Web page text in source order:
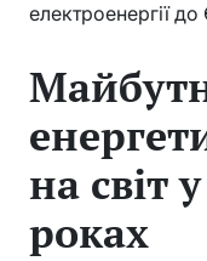
електроенергії
на світ
роках